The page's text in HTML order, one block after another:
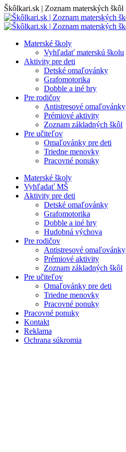
Skip
to
content
Škôlkari.sk | Zoznam materských škôl
Materské školy
Vyhľadať materskú školu
Aktivity pre deti
Detské omaľovánky
Grafomotorika
Dobble a iné hry
Pre rodičov
Antistresové omaľovánky
Prémiové aktivity
Zoznam základných škôl
Pre učiteľov
Omaľovánky pre deti
Triedne menovky
Pracovné ponuky
Materské školy
Vyhľadať MŠ
Aktivity pre deti
Detské omaľovánky
Grafomotorika
Dobble a iné hry
Hudobná výchova
Pre rodičov
Antistresové omaľovánky
Prémiové aktivity
Zoznam základných škôl
Pre učiteľov
Omaľovánky pre deti
Triedne menovky
Pracovné ponuky
Pracovné ponuky
Kontakt
Reklama
Ochrana súkromia